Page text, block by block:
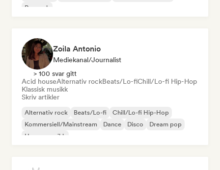
Poprock
Zoila Antonio
Mediekanal/journalist
> 100 svar gitt
Acid houseAlternativ rockBeats/Lo-fiChill/Lo-fi Hip-Hop
Klassisk musikk
Skriv artikler
Alternativ rock Beats/Lo-fi
Chill/Lo-fi Hip-Hop
Kommersiell/Mainstream
Dance Disco
Dream pop
House-musikk